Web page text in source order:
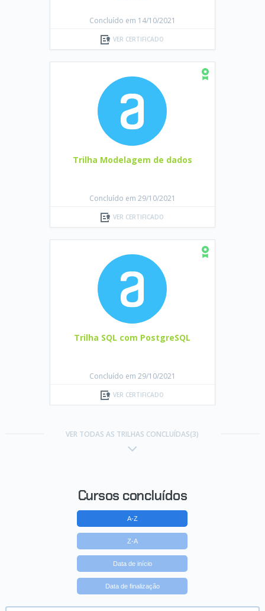
Concluído em 14/10/2021
VER CERTIFICADO
Trilha Modelagem de dados
Concluído em 29/10/2021
VER CERTIFICADO
Trilha SQL com PostgreSQL
Concluído em 29/10/2021
VER CERTIFICADO
VER TODAS AS TRILHAS CONCLUÍDAS(3)
Cursos concluídos
A-Z
Z-A
Data de início
Data de finalização